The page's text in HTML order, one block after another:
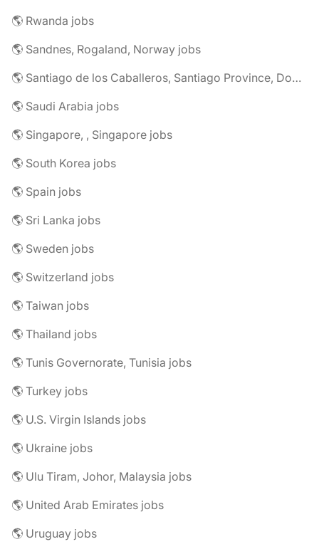
🌎 Rwanda jobs
🌎 Sandnes, Rogaland, Norway jobs
🌎 Santiago de los Caballeros, Santiago Province, Dominican Republic jobs
🌎 Saudi Arabia jobs
🌎 Singapore, , Singapore jobs
🌎 South Korea jobs
🌎 Spain jobs
🌎 Sri Lanka jobs
🌎 Sweden jobs
🌎 Switzerland jobs
🌎 Taiwan jobs
🌎 Thailand jobs
🌎 Tunis Governorate, Tunisia jobs
🌎 Turkey jobs
🌎 U.S. Virgin Islands jobs
🌎 Ukraine jobs
🌎 Ulu Tiram, Johor, Malaysia jobs
🌎 United Arab Emirates jobs
🌎 Uruguay jobs